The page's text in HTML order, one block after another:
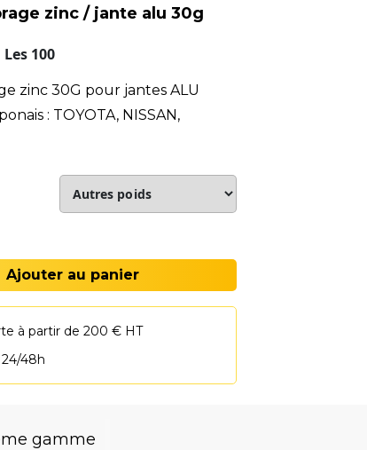
zinc / jante alu 30g
Les 100
zinc 30G pour jantes ALU
: TOYOTA, NISSAN,
(KIA, HYUNDAI...).#
Ajouter au panier
à partir de 200 € HT
48h
gamme